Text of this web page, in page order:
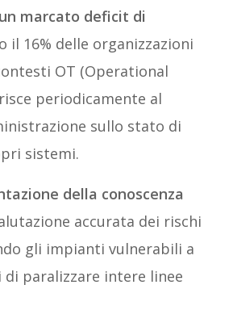
un marcato deficit di
il 16% delle organizzazioni
OT (Operational
periodicamente al
sullo stato di
sistemi.
della conoscenza
accurata dei rischi
gli impianti vulnerabili a
paralizzare intere linee